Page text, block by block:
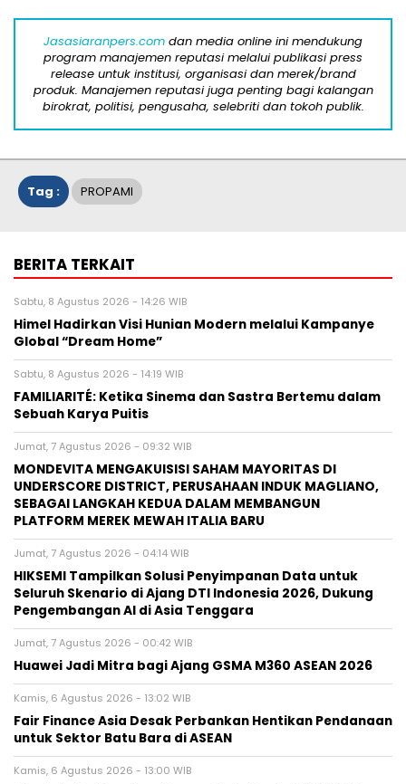
Jasasiaranpers.com dan media online ini mendukung
program manajemen reputasi melalui publikasi press
release untuk institusi, organisasi dan merek/brand
produk. Manajemen reputasi juga penting bagi kalangan
birokrat, politisi, pengusaha, selebriti dan tokoh publik.
Tag : PROPAMI
BERITA TERKAIT
Sabtu, 8 Agustus 2026 - 14:26 WIB
Himel Hadirkan Visi Hunian Modern melalui Kampanye
Global “Dream Home”
Sabtu, 8 Agustus 2026 - 14:19 WIB
FAMILIARITÉ: Ketika Sinema dan Sastra Bertemu dalam
Sebuah Karya Puitis
Jumat, 7 Agustus 2026 - 09:32 WIB
MONDEVITA MENGAKUISISI SAHAM MAYORITAS DI
UNDERSCORE DISTRICT, PERUSAHAAN INDUK MAGLIANO,
SEBAGAI LANGKAH KEDUA DALAM MEMBANGUN
PLATFORM MEREK MEWAH ITALIA BARU
Jumat, 7 Agustus 2026 - 04:14 WIB
HIKSEMI Tampilkan Solusi Penyimpanan Data untuk
Seluruh Skenario di Ajang DTI Indonesia 2026, Dukung
Pengembangan AI di Asia Tenggara
Jumat, 7 Agustus 2026 - 00:42 WIB
Huawei Jadi Mitra bagi Ajang GSMA M360 ASEAN 2026
Kamis, 6 Agustus 2026 - 13:02 WIB
Fair Finance Asia Desak Perbankan Hentikan Pendanaan
untuk Sektor Batu Bara di ASEAN
Kamis, 6 Agustus 2026 - 13:00 WIB